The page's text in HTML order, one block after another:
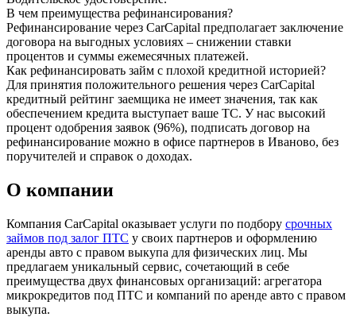
В чем преимущества рефинансирования?
Рефинансирование через CarCapital предполагает заключение
договора на выгодных условиях – снижении ставки
процентов и суммы ежемесячных платежей.
Как рефинансировать займ с плохой кредитной историей?
Для принятия положительного решения через CarCapital
кредитный рейтинг заемщика не имеет значения, так как
обеспечением кредита выступает ваше ТС. У нас высокий
процент одобрения заявок (96%), подписать договор на
рефинансирование можно в офисе партнеров в Иваново, без
поручителей и справок о доходах.
О компании
Компания CarCapital оказывает услуги по подбору срочных
займов под залог ПТС у своих партнеров и оформлению
аренды авто с правом выкупа для физических лиц. Мы
предлагаем уникальный сервис, сочетающий в себе
преимущества двух финансовых организаций: агрегатора
микрокредитов под ПТС и компаний по аренде авто с правом
выкупа.